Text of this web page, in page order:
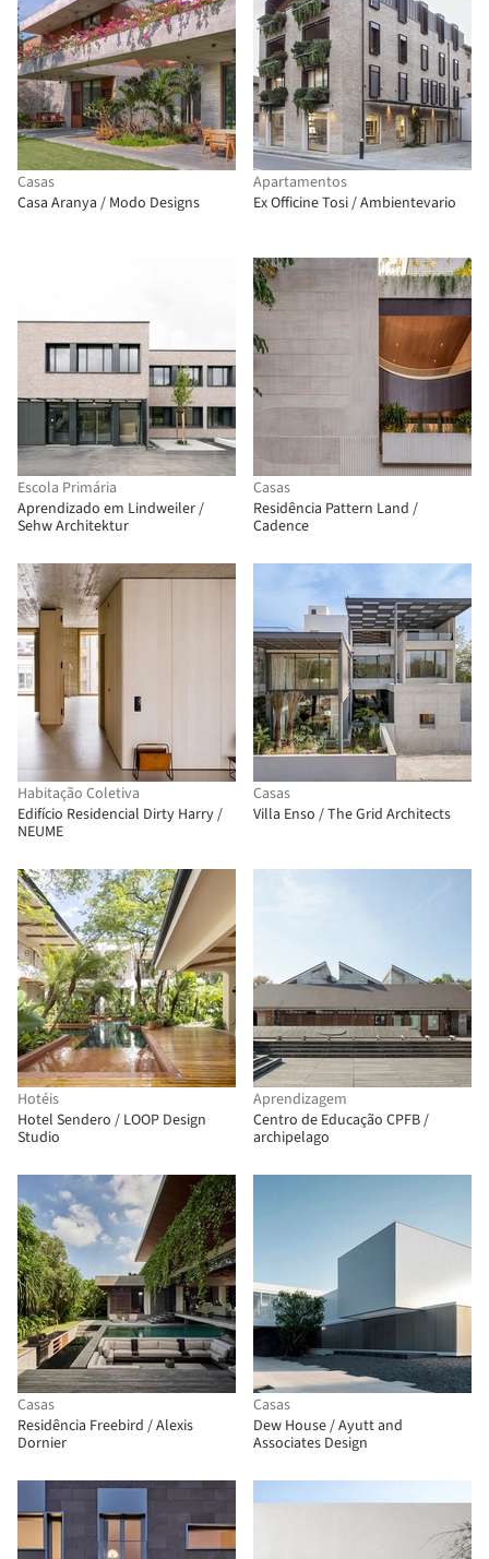
Casas
Casa Aranya / Modo Designs
Apartamentos
Ex Officine Tosi / Ambientevario
Escola Primária
Aprendizado em Lindweiler /
Sehw Architektur
Casas
Residência Pattern Land /
Cadence
Habitação Coletiva
Edifício Residencial Dirty Harry /
NEUME
Casas
Villa Enso / The Grid Architects
Hotéis
Hotel Sendero / LOOP Design
Studio
Aprendizagem
Centro de Educação CPFB /
archipelago
Casas
Residência Freebird / Alexis
Dornier
Casas
Dew House / Ayutt and
Associates Design